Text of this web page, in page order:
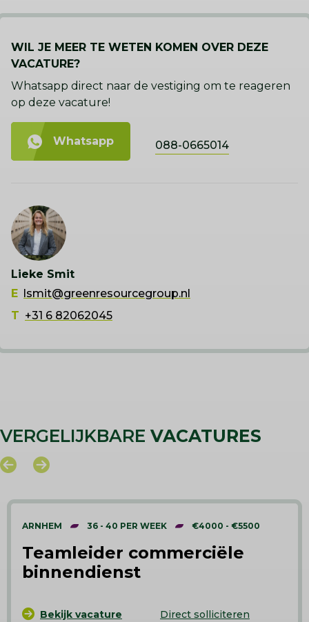
WIL JE MEER TE WETEN KOMEN OVER DEZE
VACATURE?
Whatsapp direct naar de vestiging om te reageren
op deze vacature!
Whatsapp 088-0665014
Lieke Smit
E lsmit@greenresourcegroup.nl
T +31 6 82062045
VERGELIJKBARE VACATURES
ARNHEM 36 - 40 PER WEEK €4000 - €5500
Teamleider commerciële
binnendienst
Bekijk vacature Direct solliciteren